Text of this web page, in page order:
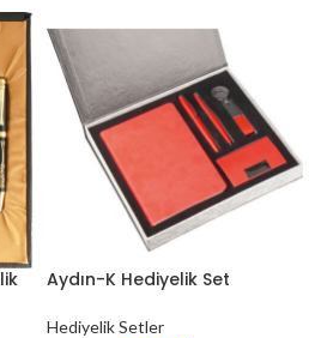
Aydın-K Hediyelik Set
Hediyelik Setler